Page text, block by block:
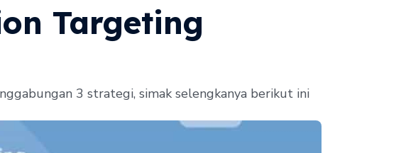
Targeting
3 strategi, simak selengkanya berikut ini